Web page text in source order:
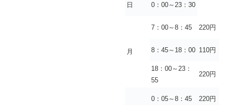
日 0：00～23：30
月
7：00～8：45 220円
8：45～18：00 110円
18：00～23：
55
220円
0：05～8：45 220円